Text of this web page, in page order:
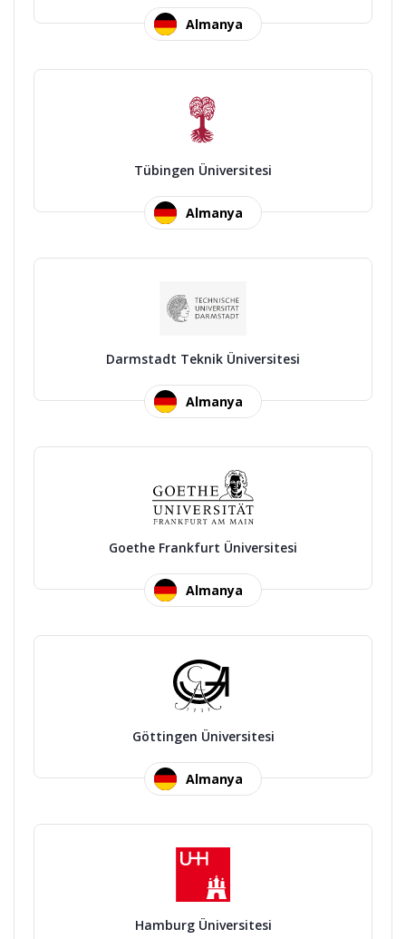
Almanya
Tübingen Üniversitesi
Almanya
Darmstadt Teknik Üniversitesi
Almanya
Goethe Frankfurt Üniversitesi
Almanya
Göttingen Üniversitesi
Almanya
Hamburg Üniversitesi